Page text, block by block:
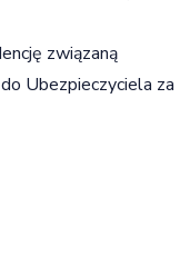
związaną
Ubezpieczyciela za